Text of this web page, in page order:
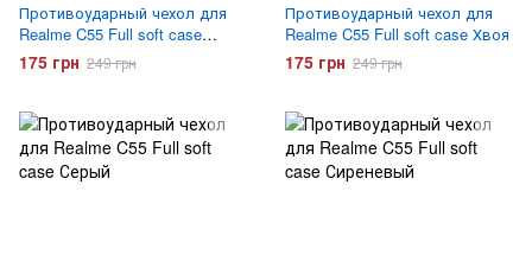
Противоударный чехол для
Realme C55 Full soft case
Синий
175 грн 249 грн
Противоударный чехол для
Realme C55 Full soft case Хвоя
175 грн 249 грн